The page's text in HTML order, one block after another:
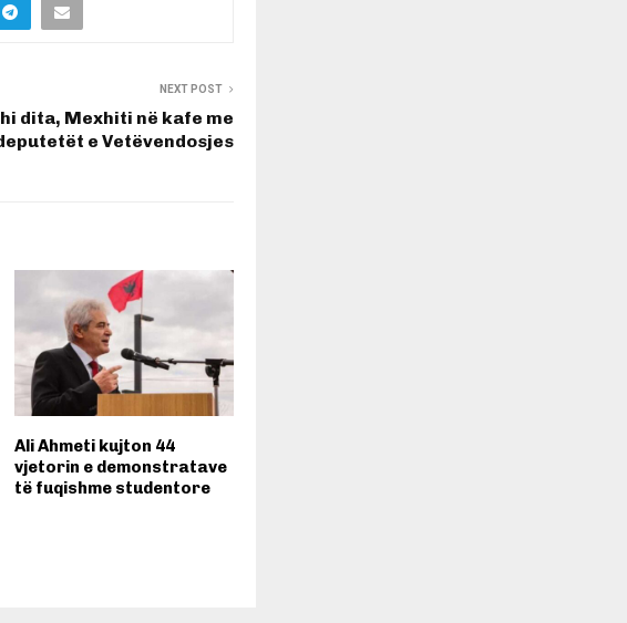
NEXT POST
dita, Mexhiti në kafe me
e Vetëvendosjes
Ali Ahmeti kujton 44
vjetorin e demonstratave
të fuqishme studentore